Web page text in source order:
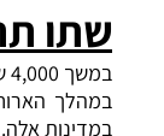
תה
במשך 4,000
הארוחה ביפן
אלה. אין זה